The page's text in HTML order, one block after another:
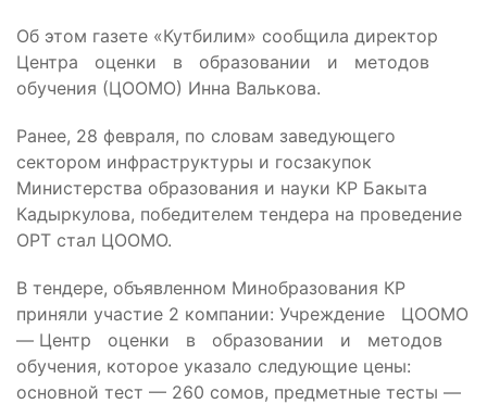
Об этом газете «Кутбилим» сообщила директор
Центра оценки в образовании и методов
обучения (ЦООМО) Инна Валькова.
Ранее, 28 февраля, по словам заведующего
сектором инфраструктуры и госзакупок
Министерства образования и науки КР Бакыта
Кадыркулова, победителем тендера на проведение
ОРТ стал ЦООМО.
В тендере, объявленном Минобразования КР
приняли участие 2 компании: Учреждение ЦООМО
— Центр оценки в образовании и методов
обучения, которое указало следующие цены:
основной тест — 260 сомов, предметные тесты —